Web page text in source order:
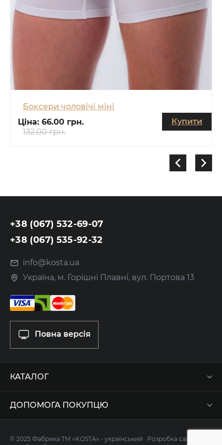
Боксери чоловічі міні
Ціна: 66.00 грн.
132.00 грн.
Купити
+38 (067) 532-69-07
+38 (067) 535-92-32
info@kosta.ua
Україна, м. Горішні Плавні, вул. Портова 13
Повна версія
КАТАЛОГ
ДОПОМОГА ПОКУПЦЮ
© 2025 Фабрика ТМ «KOSTA» - український
Розробка сайту -